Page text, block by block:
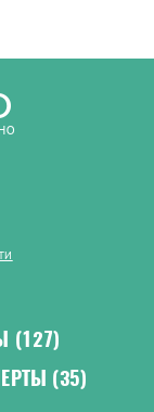
(127)
(35)